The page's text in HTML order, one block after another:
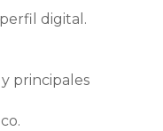
perfil digital.
principales